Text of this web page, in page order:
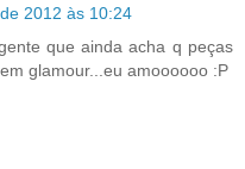
2012 às 10:24
que ainda acha q peças
glamour...eu amoooooo :P